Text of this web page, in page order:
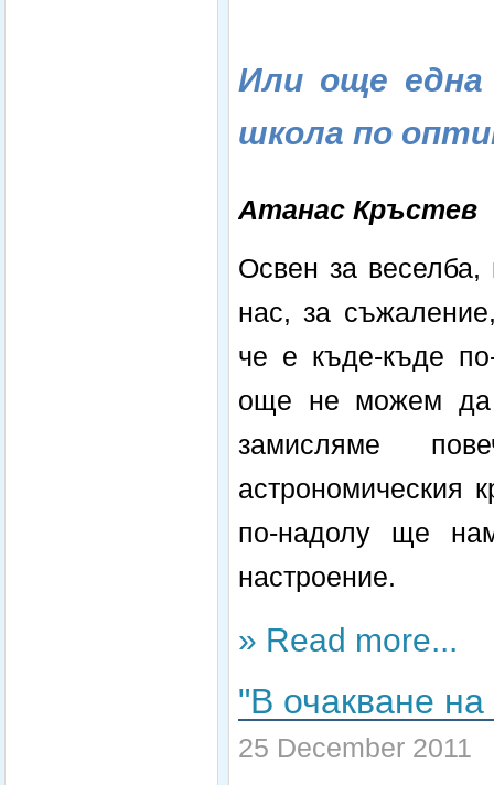
Или още една
школа по
Атанас Кръстев
Освен за
нас, за
че е къде-къде
още не можем да
замисляме
астрономическия
по-надолу ще
настроение.
» Read more...
"В очакване
25 December 2011